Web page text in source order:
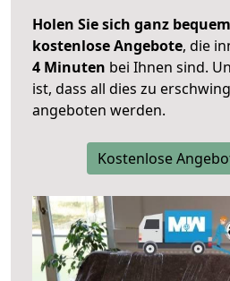
Holen Sie sich ganz
kostenlose Angebote, die
4 Minuten bei Ihnen sind.
ist, dass all dies zu
angeboten werden.
Kostenlose